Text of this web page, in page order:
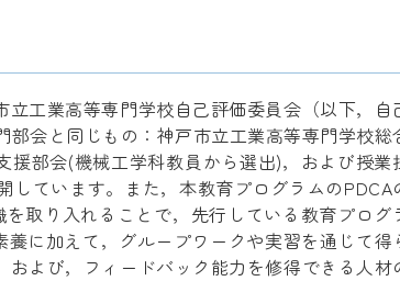
工業高等専門学校自己評価委員会（以下，自
会と同じもの：神戸市立工業高等専門学校総
部会(機械工学科教員から選出)，および授業
ています。また，本教育プログラムのPDCA
取り入れることで，先行している教育プログ
に加えて，グループワークや実習を通じて得
よび，フィードバック能力を修得できる人材